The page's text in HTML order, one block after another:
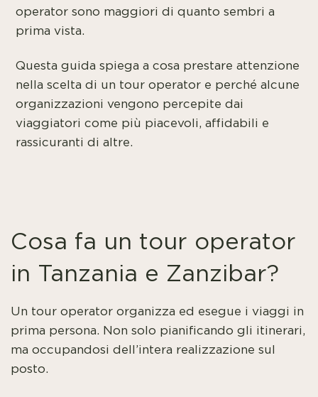
operator sono maggiori di quanto sembri a
prima vista.
Questa guida spiega a cosa prestare attenzione
nella scelta di un tour operator e perché alcune
organizzazioni vengono percepite dai
viaggiatori come più piacevoli, affidabili e
rassicuranti di altre.
Cosa fa un tour operator
in Tanzania e Zanzibar?
Un tour operator organizza ed esegue i viaggi in
prima persona. Non solo pianificando gli itinerari,
ma occupandosi dell’intera realizzazione sul
posto.